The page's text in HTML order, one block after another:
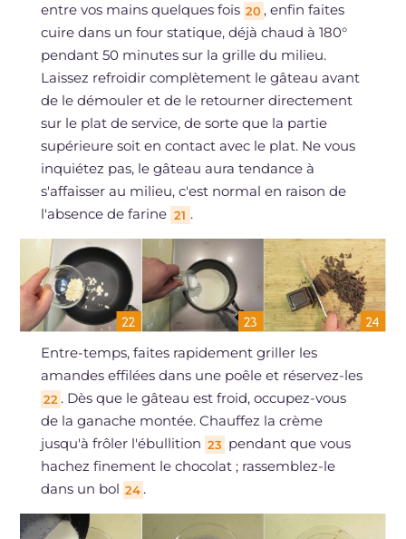
entre vos mains quelques fois 20 , enfin faites
cuire dans un four statique, déjà chaud à 180°
pendant 50 minutes sur la grille du milieu.
Laissez refroidir complètement le gâteau avant
de le démouler et de le retourner directement
sur le plat de service, de sorte que la partie
supérieure soit en contact avec le plat. Ne vous
inquiétez pas, le gâteau aura tendance à
s'affaisser au milieu, c'est normal en raison de
l'absence de farine 21 .
Entre-temps, faites rapidement griller les
amandes effilées dans une poêle et réservez-les
22 . Dès que le gâteau est froid, occupez-vous
de la ganache montée. Chauffez la crème
jusqu'à frôler l'ébullition 23 pendant que vous
hachez finement le chocolat ; rassemblez-le
dans un bol 24 .